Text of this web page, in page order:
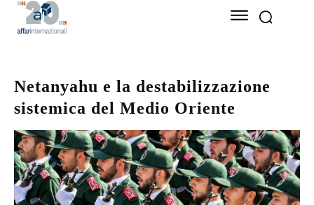
Netanyahu e la destabilizzazione
sistemica del Medio Oriente